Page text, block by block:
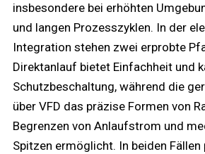
insbesondere bei erhöhten
und langen Prozesszyklen. In der
Integration stehen zwei erprobte
Direktanlauf bietet Einfachheit und
Schutzbeschaltung, während die
über VFD das präzise Formen von
Begrenzen von Anlaufstrom und
Spitzen ermöglicht. In beiden